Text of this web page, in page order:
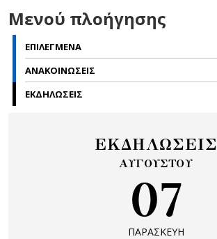
Μενού πλοήγησης
ΕΠΙΛΕΓΜΕΝΑ
ΑΝΑΚΟΙΝΩΣΕΙΣ
ΕΚΔΗΛΩΣΕΙΣ
ΕΚΔΗΛΩΣΕΙΣ
ΑΥΓΟΥΣΤΟΥ
07
ΠΑΡΑΣΚΕΥΗ